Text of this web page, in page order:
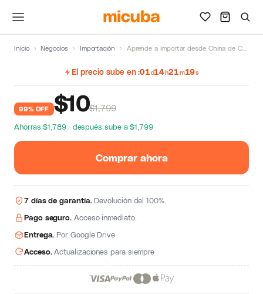
Inicio › Negocios › Importación › Aprende a importar desde China de Chantal Calderon
El precio sube en 01d14h21m18s
99% OFF $10$1,799
Ahorras $1,789 · después sube a $1,799
Comprar ahora
7 días de garantía.Devolución del 100%.
Pago seguro. Acceso inmediato.
Entrega. Por Google Drive
Acceso.Actualizaciones para siempre